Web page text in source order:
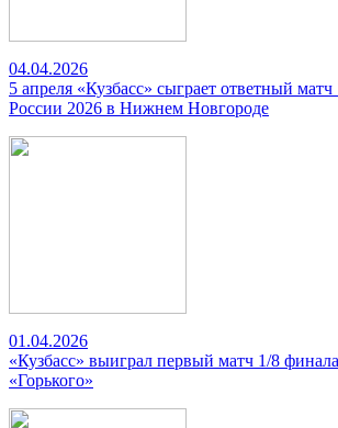
04.04.2026
5 апреля «Кузбасс» сыграет ответный
России 2026 в Нижнем Новгороде
01.04.2026
«Кузбасс» выиграл первый матч 1/8
«Горького»